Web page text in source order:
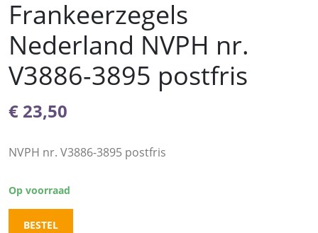
Frankeerzegels
Nederland NVPH nr.
V3886-3895 postfris
€ 23,50
NVPH nr. V3886-3895 postfris
Op voorraad
BESTEL